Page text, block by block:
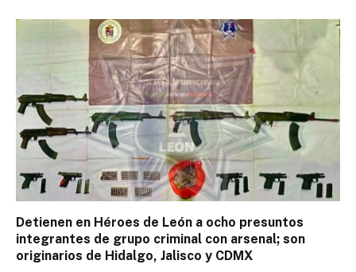
Detienen en Héroes de León a ocho presuntos
integrantes de grupo criminal con arsenal; son
originarios de Hidalgo, Jalisco y CDMX